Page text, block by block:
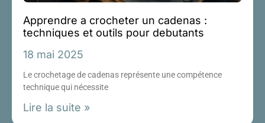
Apprendre a crocheter un cadenas :
techniques et outils pour debutants
18 mai 2025
Le crochetage de cadenas représente une compétence
technique qui nécessite
Lire la suite »